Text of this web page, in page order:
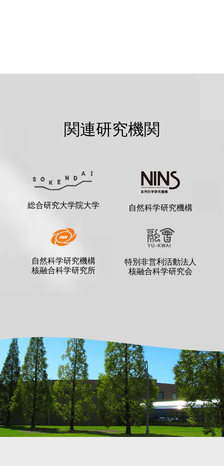
関連研究機関
総合研究大学院大学 自然科学研究機構
自然科学研究機構
核融合科学研究所
特別非営利活動法人
核融合科学研究会